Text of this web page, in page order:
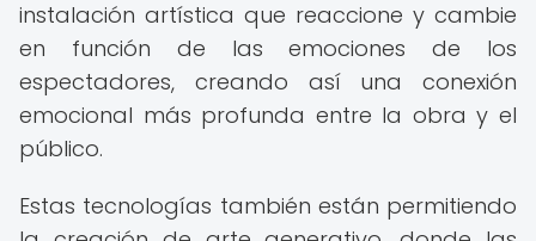
instalación artística que reaccione y cambie
en función de las emociones de los
espectadores, creando así una conexión
emocional más profunda entre la obra y el
público.
Estas tecnologías también están permitiendo